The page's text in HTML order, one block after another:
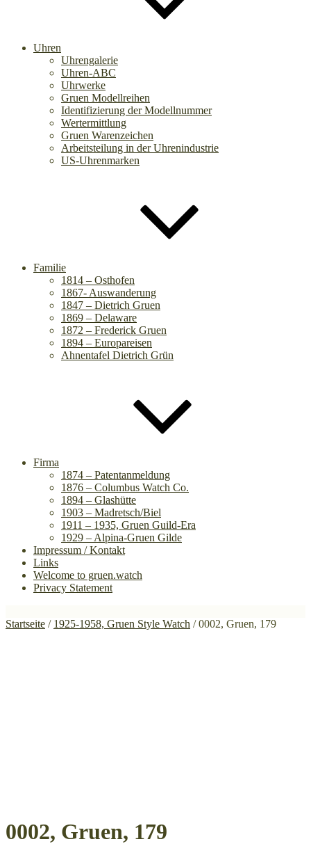
Uhren
Uhrengalerie
Uhren-ABC
Uhrwerke
Gruen Modellreihen
Identifizierung der Modellnummer
Wertermittlung
Gruen Warenzeichen
Arbeitsteilung in der Uhrenindustrie
US-Uhrenmarken
Familie
1814 – Osthofen
1867- Auswanderung
1847 – Dietrich Gruen
1869 – Delaware
1872 – Frederick Gruen
1894 – Europareisen
Ahnentafel Dietrich Grün
Firma
1874 – Patentanmeldung
1876 – Columbus Watch Co.
1894 – Glashütte
1903 – Madretsch/Biel
1911 – 1935, Gruen Guild-Era
1929 – Alpina-Gruen Gilde
Impressum / Kontakt
Links
Welcome to gruen.watch
Privacy Statement
Startseite / 1925-1958, Gruen Style Watch / 0002, Gruen, 179
0002, Gruen, 179